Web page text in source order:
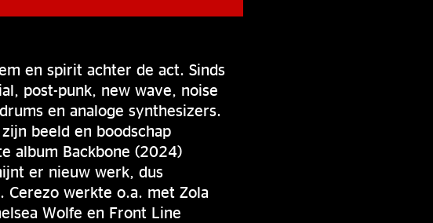
en spirit achter de act. Sinds
post-punk, new wave, noise
en analoge synthesizers.
beeld en boodschap
album Backbone (2024)
er nieuw werk, dus
werkte o.a. met Zola
Wolfe en Front Line